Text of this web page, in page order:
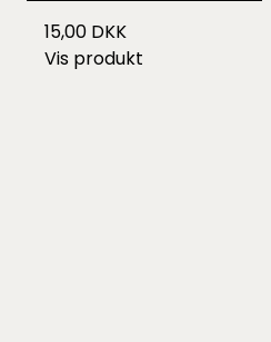
15,00 DKK
Vis produkt